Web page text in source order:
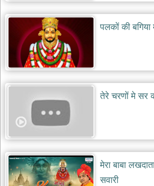
पलकों की
तेरे चरणों मे सर
मेरा बाबा
सवारी